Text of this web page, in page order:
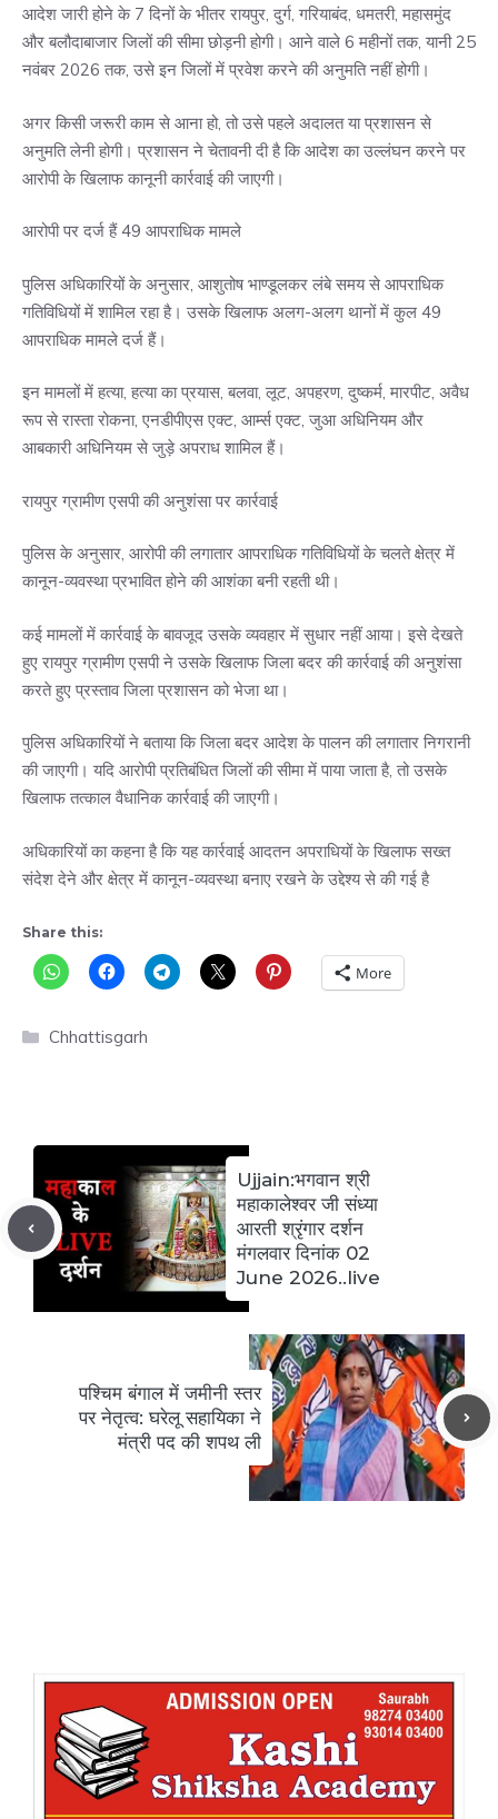
आदेश जारी होने के 7 दिनों के भीतर रायपुर, दुर्ग, गरियाबंद, धमतरी, महासमुंद
और बलौदाबाजार जिलों की सीमा छोड़नी होगी। आने वाले 6 महीनों तक, यानी 25
नवंबर 2026 तक, उसे इन जिलों में प्रवेश करने की अनुमति नहीं होगी।
अगर किसी जरूरी काम से आना हो, तो उसे पहले अदालत या प्रशासन से
अनुमति लेनी होगी। प्रशासन ने चेतावनी दी है कि आदेश का उल्लंघन करने पर
आरोपी के खिलाफ कानूनी कार्रवाई की जाएगी।
आरोपी पर दर्ज हैं 49 आपराधिक मामले
पुलिस अधिकारियों के अनुसार, आशुतोष भाण्डूलकर लंबे समय से आपराधिक
गतिविधियों में शामिल रहा है। उसके खिलाफ अलग-अलग थानों में कुल 49
आपराधिक मामले दर्ज हैं।
इन मामलों में हत्या, हत्या का प्रयास, बलवा, लूट, अपहरण, दुष्कर्म, मारपीट, अवैध
रूप से रास्ता रोकना, एनडीपीएस एक्ट, आर्म्स एक्ट, जुआ अधिनियम और
आबकारी अधिनियम से जुड़े अपराध शामिल हैं।
रायपुर ग्रामीण एसपी की अनुशंसा पर कार्रवाई
पुलिस के अनुसार, आरोपी की लगातार आपराधिक गतिविधियों के चलते क्षेत्र में
कानून-व्यवस्था प्रभावित होने की आशंका बनी रहती थी।
कई मामलों में कार्रवाई के बावजूद उसके व्यवहार में सुधार नहीं आया। इसे देखते
हुए रायपुर ग्रामीण एसपी ने उसके खिलाफ जिला बदर की कार्रवाई की अनुशंसा
करते हुए प्रस्ताव जिला प्रशासन को भेजा था।
पुलिस अधिकारियों ने बताया कि जिला बदर आदेश के पालन की लगातार निगरानी
की जाएगी। यदि आरोपी प्रतिबंधित जिलों की सीमा में पाया जाता है, तो उसके
खिलाफ तत्काल वैधानिक कार्रवाई की जाएगी।
अधिकारियों का कहना है कि यह कार्रवाई आदतन अपराधियों के खिलाफ सख्त
संदेश देने और क्षेत्र में कानून-व्यवस्था बनाए रखने के उद्देश्य से की गई है
Share this:
More
Categories
Chhattisgarh
Ujjain:भगवान श्री
महाकालेश्वर जी संध्या
आरती श्रृंगार दर्शन
मंगलवार दिनांक 02
June 2026..live
पश्चिम बंगाल में जमीनी स्तर
पर नेतृत्व: घरेलू सहायिका ने
मंत्री पद की शपथ ली